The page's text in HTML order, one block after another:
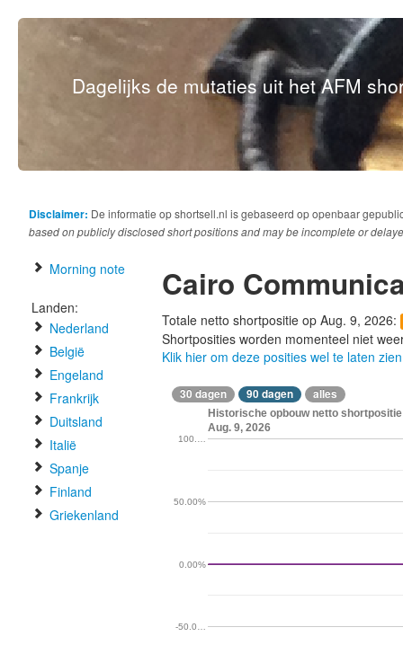
Dagelijks de mutaties uit het AFM
Disclaimer: De informatie op shortsell.nl is gebaseerd op openbaar
based on publicly disclosed short positions and may be incomplete or
Morning note
Landen:
Nederland
België
Engeland
Frankrijk
Duitsland
Italië
Spanje
Finland
Griekenland
Cairo
Totale netto shortpositie op Aug. 9, 2026:
Shortposities worden momenteel niet
Klik hier om deze posities wel te laten zien
30 dagen 90 dagen alles
Historische opbouw netto
Aug. 9, 2026
-50.0…
0.00%
50.00%
100.…